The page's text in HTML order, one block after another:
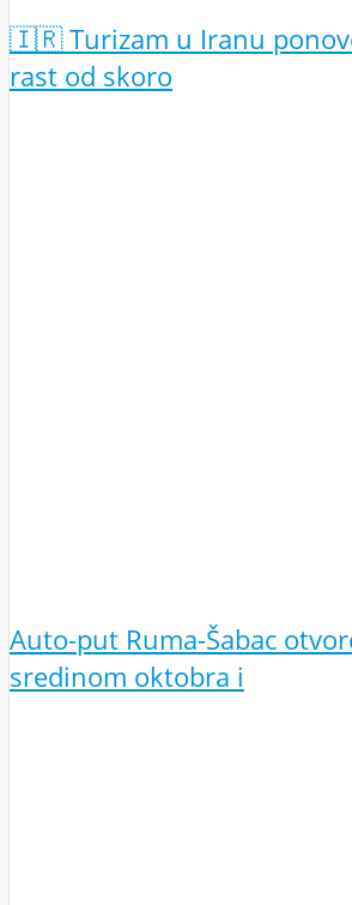
🇮🇷 Turizam u Iranu
rast od skoro
Auto-put Ruma-Šabac
sredinom oktobra i